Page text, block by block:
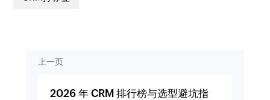
上一页
2026 年 CRM 排行榜与选型避坑指